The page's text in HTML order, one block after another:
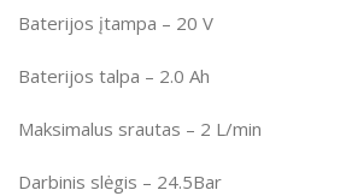
Baterijos įtampa – 20 V
Baterijos talpa – 2.0 Ah
Maksimalus srautas – 2 L/min
Darbinis slėgis – 24.5Bar